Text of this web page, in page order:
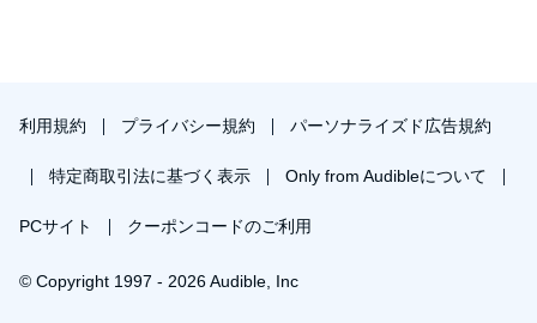
利用規約 プライバシー規約 パーソナライズド広告規約
特定商取引法に基づく表示 Only from Audibleについて
PCサイト クーポンコードのご利用
© Copyright 1997 - 2026 Audible, Inc